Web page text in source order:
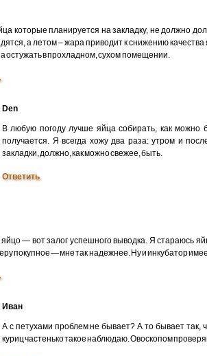
которые планируется на закладку, не должно
а летом – жара приводит к снижению
остужать в прохладном, сухом помещении.
Den
В любую погоду лучше яйца собирать, как можно
получается. Я всегда хожу два раза: утром и
закладки, должно, как можно свежее, быть.
Ответить
— вот залог успешного выводка. Я стараюсь
покупное — мне так надежнее. Ну и инкубатор
Иван
А с петухами проблем не бывает? А то бывает так,
куриц частенько такое наблюдаю. Овоскопом